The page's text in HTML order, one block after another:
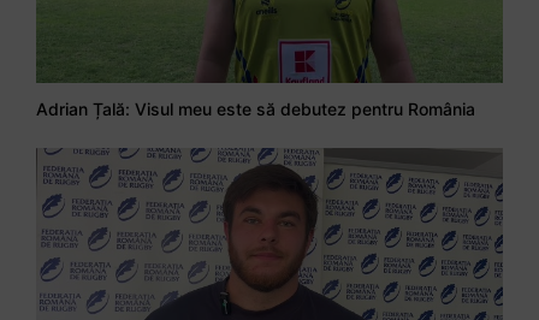
Adrian Țală: Visul meu este să debutez pentru România